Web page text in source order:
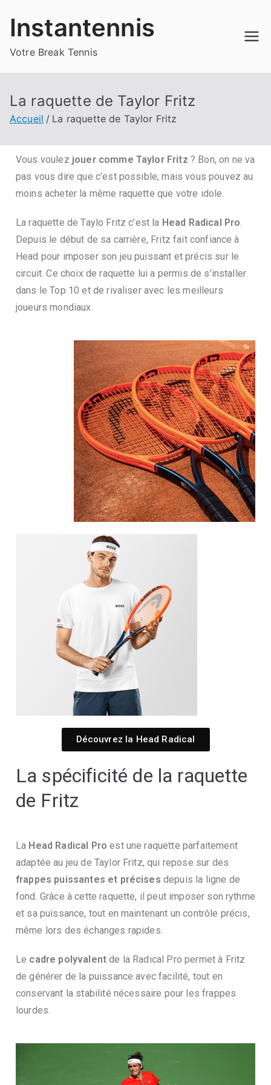
Instantennis
Votre Break Tennis
La raquette de Taylor Fritz
Accueil La raquette de Taylor Fritz
Vous voulez jouer comme Taylor Fritz ? Bon, on ne va
pas vous dire que c’est possible, mais vous pouvez au
moins acheter la même raquette que votre idole.
La raquette de Taylo Fritz c’est la Head Radical Pro.
Depuis le début de sa carrière, Fritz fait confiance à
Head pour imposer son jeu puissant et précis sur le
circuit. Ce choix de raquette lui a permis de s’installer
dans le Top 10 et de rivaliser avec les meilleurs
joueurs mondiaux.
Découvrez la Head Radical
La spécificité de la raquette
de Fritz
La Head Radical Pro est une raquette parfaitement
adaptée au jeu de Taylor Fritz, qui repose sur des
frappes puissantes et précises depuis la ligne de
fond. Grâce à cette raquette, il peut imposer son rythme
et sa puissance, tout en maintenant un contrôle précis,
même lors des échanges rapides.
Le cadre polyvalent de la Radical Pro permet à Fritz
de générer de la puissance avec facilité, tout en
conservant la stabilité nécessaire pour les frappes
lourdes.